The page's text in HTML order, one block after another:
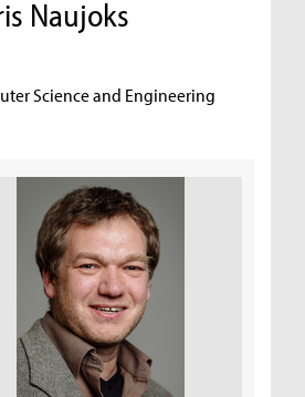
Naujoks
Science and Engineering